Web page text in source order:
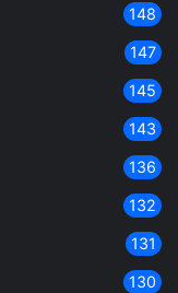
148
147
145
143
136
132
131
130